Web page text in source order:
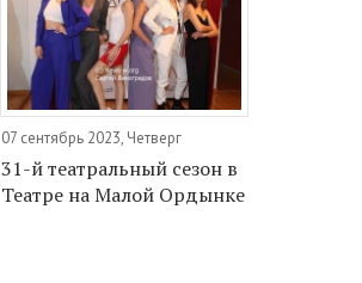
07 сентябрь 2023, Четверг
31-й театральный сезон в
Театре на Малой Ордынке